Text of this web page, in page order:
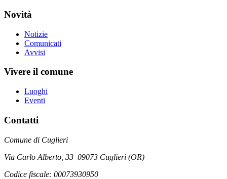
Novità
Notizie
Comunicati
Avvisi
Vivere il comune
Luoghi
Eventi
Contatti
Comune di Cuglieri
Via Carlo Alberto, 33 09073 Cuglieri (OR)
Codice fiscale: 00073930950